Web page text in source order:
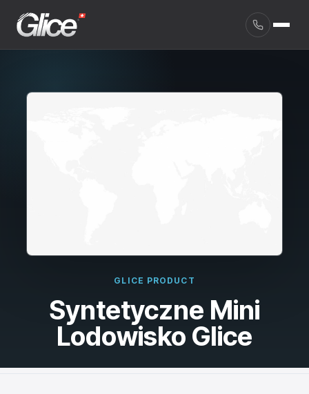
Deutsch
Français
GLICE PRODUCT
Syntetyczne Mini
Lodowisko Glice